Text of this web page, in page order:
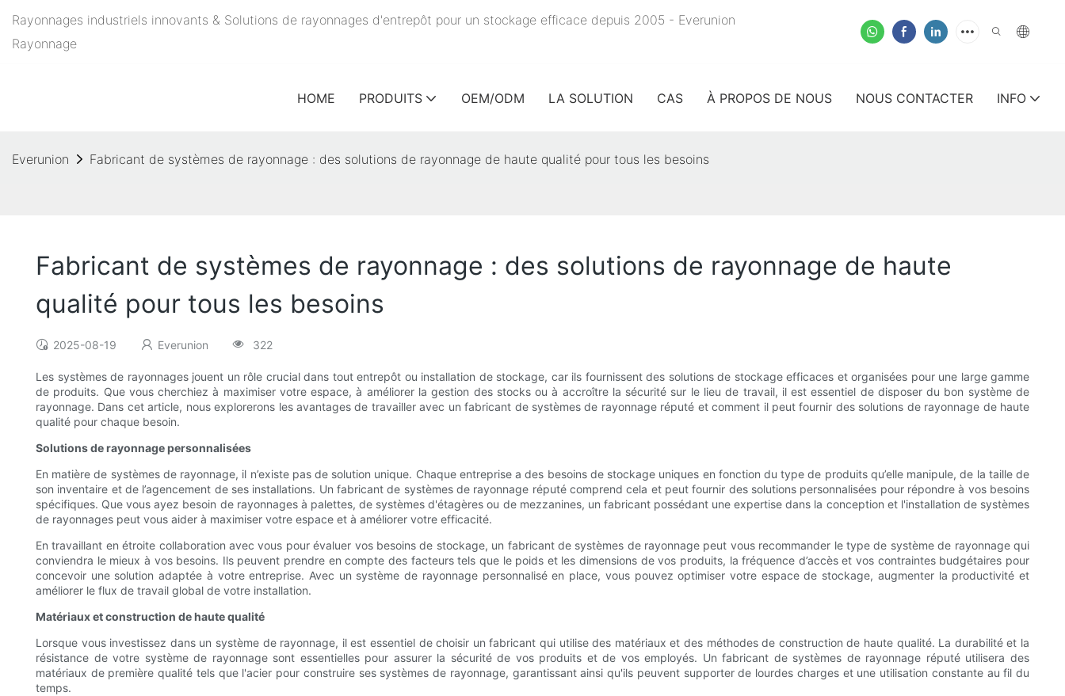
Rayonnages industriels innovants & Solutions de rayonnages d'entrepôt pour un stockage efficace depuis 2005 - Everunion
Rayonnage
HOME PRODUITS OEM/ODM LA SOLUTION CAS À PROPOS DE NOUS NOUS CONTACTER INFO
Everunion Fabricant de systèmes de rayonnage : des solutions de rayonnage de haute qualité pour tous les besoins
Fabricant de systèmes de rayonnage : des solutions de rayonnage de haute
qualité pour tous les besoins
2025-08-19 Everunion 322
Les systèmes de rayonnages jouent un rôle crucial dans tout entrepôt ou installation de stockage, car ils fournissent des solutions de stockage efficaces et organisées pour une large gamme
de produits. Que vous cherchiez à maximiser votre espace, à améliorer la gestion des stocks ou à accroître la sécurité sur le lieu de travail, il est essentiel de disposer du bon système de
rayonnage. Dans cet article, nous explorerons les avantages de travailler avec un fabricant de systèmes de rayonnage réputé et comment il peut fournir des solutions de rayonnage de haute
qualité pour chaque besoin.
Solutions de rayonnage personnalisées
En matière de systèmes de rayonnage, il n’existe pas de solution unique. Chaque entreprise a des besoins de stockage uniques en fonction du type de produits qu’elle manipule, de la taille de
son inventaire et de l’agencement de ses installations. Un fabricant de systèmes de rayonnage réputé comprend cela et peut fournir des solutions personnalisées pour répondre à vos besoins
spécifiques. Que vous ayez besoin de rayonnages à palettes, de systèmes d'étagères ou de mezzanines, un fabricant possédant une expertise dans la conception et l'installation de systèmes
de rayonnages peut vous aider à maximiser votre espace et à améliorer votre efficacité.
En travaillant en étroite collaboration avec vous pour évaluer vos besoins de stockage, un fabricant de systèmes de rayonnage peut vous recommander le type de système de rayonnage qui
conviendra le mieux à vos besoins. Ils peuvent prendre en compte des facteurs tels que le poids et les dimensions de vos produits, la fréquence d’accès et vos contraintes budgétaires pour
concevoir une solution adaptée à votre entreprise. Avec un système de rayonnage personnalisé en place, vous pouvez optimiser votre espace de stockage, augmenter la productivité et
améliorer le flux de travail global de votre installation.
Matériaux et construction de haute qualité
Lorsque vous investissez dans un système de rayonnage, il est essentiel de choisir un fabricant qui utilise des matériaux et des méthodes de construction de haute qualité. La durabilité et la
résistance de votre système de rayonnage sont essentielles pour assurer la sécurité de vos produits et de vos employés. Un fabricant de systèmes de rayonnage réputé utilisera des
matériaux de première qualité tels que l'acier pour construire ses systèmes de rayonnage, garantissant ainsi qu'ils peuvent supporter de lourdes charges et une utilisation constante au fil du
temps.